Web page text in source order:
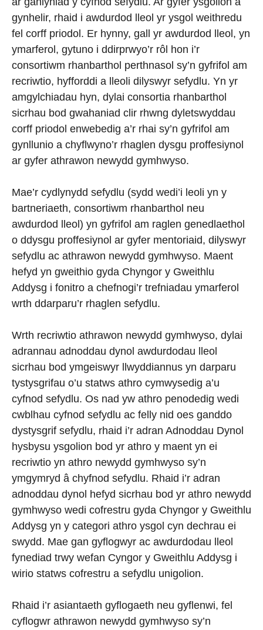
gynhelir, rhaid i awdurdod lleol yr ysgol weithredu
fel corff priodol. Er hynny, gall yr awdurdod lleol, yn
ymarferol, gytuno i ddirprwyo’r rôl hon i’r
consortiwm rhanbarthol perthnasol sy’n gyfrifol am
recriwtio, hyfforddi a lleoli dilyswyr sefydlu. Yn yr
amgylchiadau hyn, dylai consortia rhanbarthol
sicrhau bod gwahaniad clir rhwng dyletswyddau
corff priodol enwebedig a’r rhai sy’n gyfrifol am
gynllunio a chyflwyno’r rhaglen dysgu proffesiynol
ar gyfer athrawon newydd gymhwyso.
Mae’r cydlynydd sefydlu (sydd wedi’i leoli yn y
bartneriaeth, consortiwm rhanbarthol neu
awdurdod lleol) yn gyfrifol am raglen genedlaethol
o ddysgu proffesiynol ar gyfer mentoriaid, dilyswyr
sefydlu ac athrawon newydd gymhwyso. Maent
hefyd yn gweithio gyda Chyngor y Gweithlu
Addysg i fonitro a chefnogi’r trefniadau ymarferol
wrth ddarparu’r rhaglen sefydlu.
Wrth recriwtio athrawon newydd gymhwyso, dylai
adrannau adnoddau dynol awdurdodau lleol
sicrhau bod ymgeiswyr llwyddiannus yn darparu
tystysgrifau o’u statws athro cymwysedig a’u
cyfnod sefydlu. Os nad yw athro penodedig wedi
cwblhau cyfnod sefydlu ac felly nid oes ganddo
dystysgrif sefydlu, rhaid i’r adran Adnoddau Dynol
hysbysu ysgolion bod yr athro y maent yn ei
recriwtio yn athro newydd gymhwyso sy’n
ymgymryd â chyfnod sefydlu. Rhaid i’r adran
adnoddau dynol hefyd sicrhau bod yr athro newydd
gymhwyso wedi cofrestru gyda Chyngor y Gweithlu
Addysg yn y categori athro ysgol cyn dechrau ei
swydd. Mae gan gyflogwyr ac awdurdodau lleol
fynediad trwy wefan Cyngor y Gweithlu Addysg i
wirio statws cofrestru a sefydlu unigolion.
Rhaid i’r asiantaeth gyflogaeth neu gyflenwi, fel
cyflogwr athrawon newydd gymhwyso sy’n